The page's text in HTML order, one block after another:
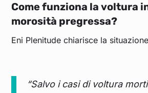
Come funziona la voltura
morosità pregressa?
Eni Plenitude chiarisce la
“Salvo i casi di voltura